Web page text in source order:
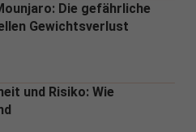
Die gefährliche
Gewichtsverlust
und Risiko: Wie